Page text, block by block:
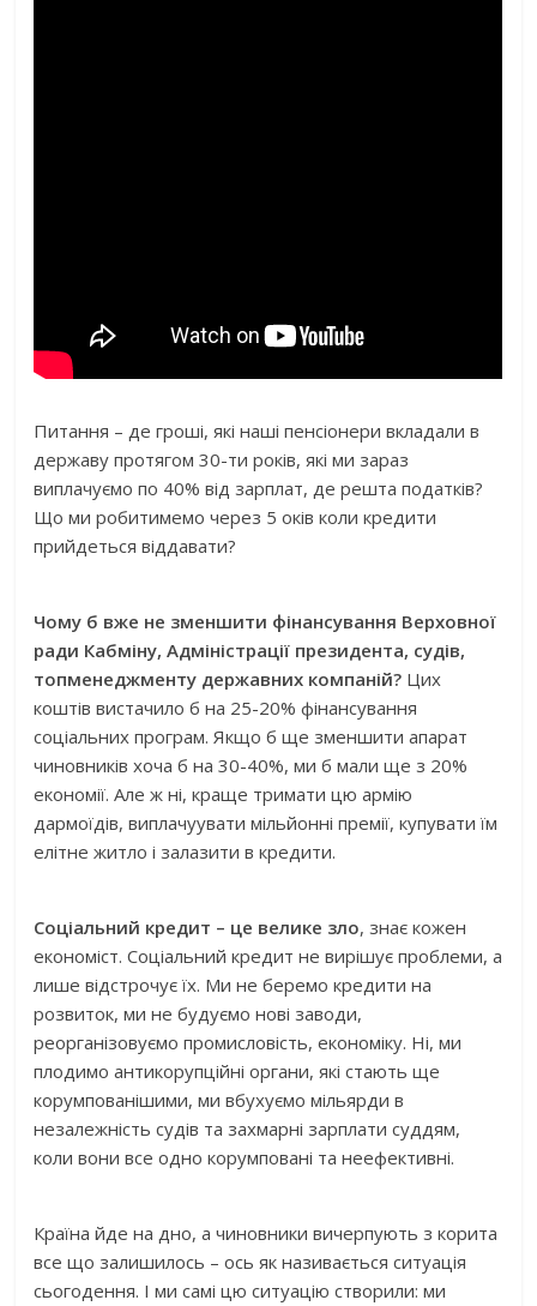
Питання – де гроші, які наші пенсіонери вкладали в
державу протягом 30-ти років, які ми зараз
виплачуємо по 40% від зарплат, де решта податків?
Що ми робитимемо через 5 оків коли кредити
прийдеться віддавати?
Чому б вже не зменшити фінансування Верховної
ради Кабміну, Адміністрації президента, судів,
топменеджменту державних компаній? Цих
коштів вистачило б на 25-20% фінансування
соціальних програм. Якщо б ще зменшити апарат
чиновників хоча б на 30-40%, ми б мали ще з 20%
економії. Але ж ні, краще тримати цю армію
дармоїдів, виплачуувати мільйонні премії, купувати їм
елітне житло і залазити в кредити.
Соціальний кредит – це велике зло, знає кожен
економіст. Соціальний кредит не вирішує проблеми, а
лише відстрочує їх. Ми не беремо кредити на
розвиток, ми не будуємо нові заводи,
реорганізовуємо промисловість, економіку. Ні, ми
плодимо антикорупційні органи, які стають ще
корумпованішими, ми вбухуємо мільярди в
незалежність судів та захмарні зарплати суддям,
коли вони все одно корумповані та неефективні.
Країна йде на дно, а чиновники вичерпують з корита
все що залишилось – ось як називається ситуація
сьогодення. І ми самі цю ситуацію створили: ми